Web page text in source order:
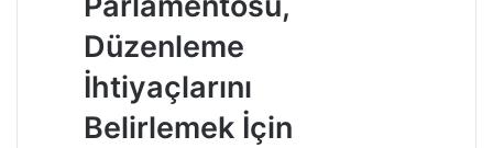
Düzenleme
İhtiyaçlarını
Belirlemek İçin